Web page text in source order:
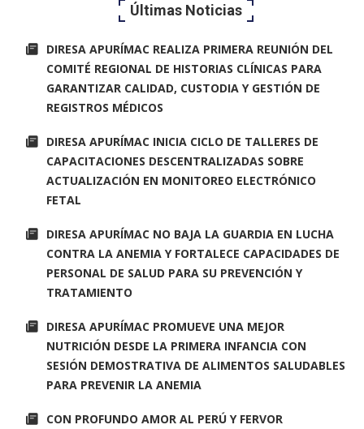
Últimas Noticias
DIRESA APURÍMAC REALIZA PRIMERA REUNIÓN DEL
COMITÉ REGIONAL DE HISTORIAS CLÍNICAS PARA
GARANTIZAR CALIDAD, CUSTODIA Y GESTIÓN DE
REGISTROS MÉDICOS
DIRESA APURÍMAC INICIA CICLO DE TALLERES DE
CAPACITACIONES DESCENTRALIZADAS SOBRE
ACTUALIZACIÓN EN MONITOREO ELECTRÓNICO
FETAL
DIRESA APURÍMAC NO BAJA LA GUARDIA EN LUCHA
CONTRA LA ANEMIA Y FORTALECE CAPACIDADES DE
PERSONAL DE SALUD PARA SU PREVENCIÓN Y
TRATAMIENTO
DIRESA APURÍMAC PROMUEVE UNA MEJOR
NUTRICIÓN DESDE LA PRIMERA INFANCIA CON
SESIÓN DEMOSTRATIVA DE ALIMENTOS SALUDABLES
PARA PREVENIR LA ANEMIA
CON PROFUNDO AMOR AL PERÚ Y FERVOR